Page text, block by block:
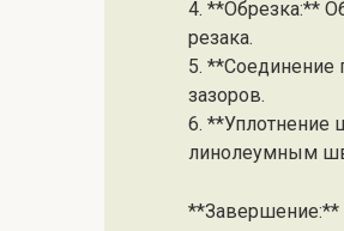
4. **Обрезка:**
резака.
5. **Соединение
зазоров.
6. **Уплотнение
линолеумным
**Завершение:**